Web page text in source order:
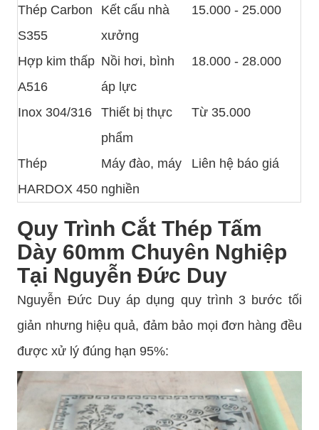
Thép Carbon
S355
Kết cấu nhà
xưởng
15.000 - 25.000
Hợp kim thấp
A516
Nồi hơi, bình
áp lực
18.000 - 28.000
Inox 304/316
Thiết bị thực
phẩm
Từ 35.000
Thép
HARDOX 450
Máy đào, máy
nghiền
Liên hệ báo giá
Quy Trình Cắt Thép Tấm
Dày 60mm Chuyên Nghiệp
Tại Nguyễn Đức Duy
Nguyễn Đức Duy áp dụng quy trình 3 bước tối
giản nhưng hiệu quả, đảm bảo mọi đơn hàng đều
được xử lý đúng hạn 95%: